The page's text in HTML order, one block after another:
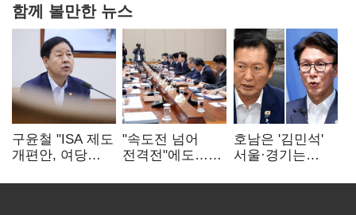
함께 볼만한 뉴스
구윤철 "ISA 제도
개편안, 여당
제도 보완 적극
"속도전 넘어
전격전"에도…
주 52시간까지
호남은 '김민석'
서울·경기는
승자는 '안갯속'